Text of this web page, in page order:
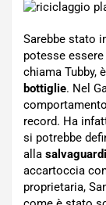
Sarebbe stato
potesse
chiama Tubby,
bottiglie. Nel
record. Ha
si potrebbe
alla
accartoccia
proprietaria,